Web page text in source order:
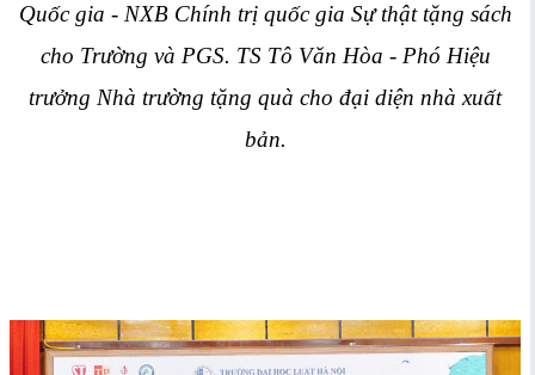
Quốc gia - NXB Chính trị quốc gia Sự thật tặng sách
cho Trường và PGS. TS Tô Văn Hòa - Phó Hiệu
trưởng Nhà trường tặng quà cho đại diện nhà xuất
bản.